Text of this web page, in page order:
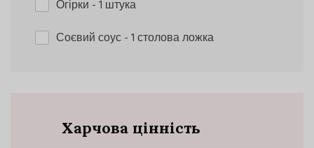
Огірки - 1 штука
Соєвий соус- 1 столова ложка
Харчова цінність